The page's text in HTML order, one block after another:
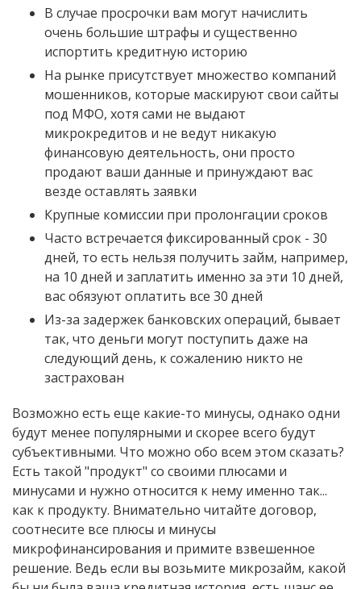
В случае просрочки вам могут начислить
очень большие штрафы и существенно
испортить кредитную историю
На рынке присутствует множество компаний
мошенников, которые маскируют свои сайты
под МФО, хотя сами не выдают
микрокредитов и не ведут никакую
финансовую деятельность, они просто
продают ваши данные и принуждают вас
везде оставлять заявки
Крупные комиссии при пролонгации сроков
Часто встречается фиксированный срок - 30
дней, то есть нельзя получить займ, например,
на 10 дней и заплатить именно за эти 10 дней,
вас обязуют оплатить все 30 дней
Из-за задержек банковских операций, бывает
так, что деньги могут поступить даже на
следующий день, к сожалению никто не
застрахован
Возможно есть еще какие-то минусы, однако одни
будут менее популярными и скорее всего будут
субъективными. Что можно обо всем этом сказать?
Есть такой "продукт" со своими плюсами и
минусами и нужно относится к нему именно так...
как к продукту. Внимательно читайте договор,
соотнесите все плюсы и минусы
микрофинансирования и примите взвешенное
решение. Ведь если вы возьмите микрозайм, какой